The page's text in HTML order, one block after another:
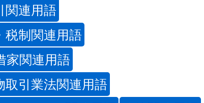
関連用語
税制関連用語
家関連用語
取引業法関連用語